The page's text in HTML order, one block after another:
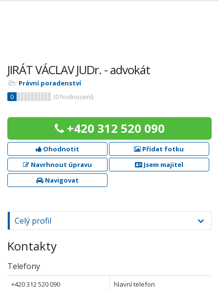
JIRÁT VÁCLAV JUDr. - advokát
Právní poradenství
0
(0 hodnocení)
+420 312 520 090
Ohodnotit
Přidat fotku
Navrhnout úpravu
Jsem majitel
Navigovat
Celý profil
Kontakty
Telefony
+420 312 520 090 hlavní telefon